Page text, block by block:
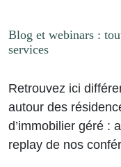
Blog et webinars :
services
Retrouvez ici
autour des
d’immobilier géré :
replay de nos